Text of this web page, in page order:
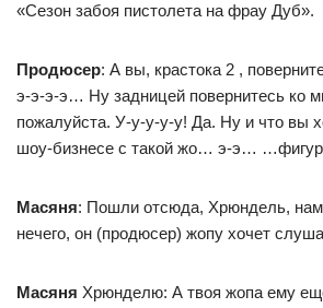
«Сезон забоя пистолета на фрау Дуб».
Продюсер: А вы, крастока 2 ,
э-э-э-э… Ну задницей повернитесь ко
пожалуйста. У-у-у-у-у! Да. Ну и что вы
шоу-бизнесе с такой жо… э-э…
Масяня: Пошли отсюда, Хрюндель, нам
нечего, он (продюсер) жопу хочет
Масяня Хрюнделю: А твоя жопа ему